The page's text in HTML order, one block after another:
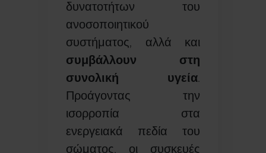
δυνατοτήτων του
ανοσοποιητικού
συστήματος, αλλά και
συμβάλλουν στη
συνολική υγεία.
Προάγοντας την
ισορροπία στα
ενεργειακά πεδία του
σώματος, οι συσκευές